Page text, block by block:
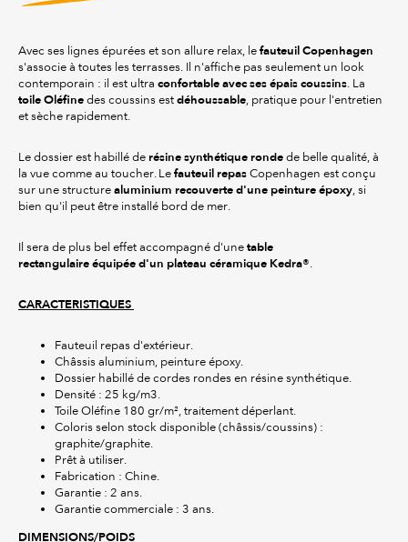
Avec ses lignes épurées et son allure relax, le fauteuil Copenhagen
s'associe à toutes les terrasses. Il n'affiche pas seulement un look
contemporain : il est ultra confortable avec ses épais coussins. La
toile Oléfine des coussins est déhoussable, pratique pour l'entretien
et sèche rapidement.
Le dossier est habillé de résine synthétique ronde de belle qualité, à
la vue comme au toucher. Le fauteuil repas Copenhagen est conçu
sur une structure aluminium recouverte d'une peinture époxy, si
bien qu'il peut être installé bord de mer.
Il sera de plus bel effet accompagné d'une table
rectangulaire équipée d'un plateau céramique Kedra®.
CARACTERISTIQUES
Fauteuil repas d'extérieur.
Châssis aluminium, peinture époxy.
Dossier habillé de cordes rondes en résine synthétique.
Densité : 25 kg/m3.
Toile Oléfine 180 gr/m², traitement déperlant.
Coloris selon stock disponible (châssis/coussins) :
graphite/graphite.
Prêt à utiliser.
Fabrication : Chine.
Garantie : 2 ans.
Garantie commerciale : 3 ans.
DIMENSIONS/POIDS